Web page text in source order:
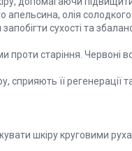
апельсина, олія
сухості та
проти старіння. Червоні
її регенерації
шкіру круговими